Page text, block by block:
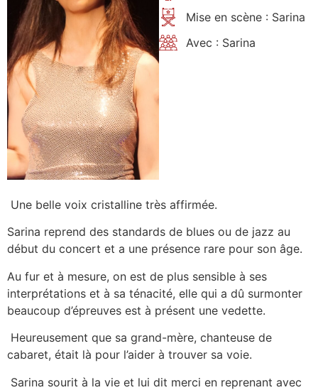
Mise en scène : Sarina
Avec : Sarina
Une belle voix cristalline très affirmée.
Sarina reprend des standards de blues ou de jazz au
début du concert et a une présence rare pour son âge.
Au fur et à mesure, on est de plus sensible à ses
interprétations et à sa ténacité, elle qui a dû surmonter
beaucoup d’épreuves est à présent une vedette.
Heureusement que sa grand-mère, chanteuse de
cabaret, était là pour l’aider à trouver sa voie.
Sarina sourit à la vie et lui dit merci en reprenant avec